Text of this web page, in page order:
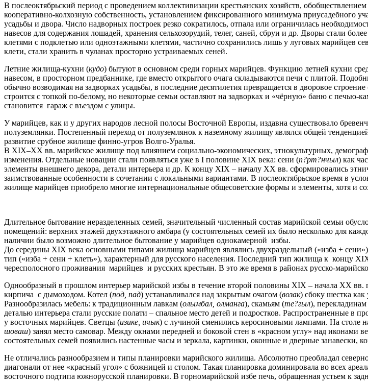
В послеоктябрьский период с проведением коллективизации крестьянских хозяйств,
кооперативно-колхозную собственность, установлением фиксированного минимума приусадебного
усадьбы и двора. Число надворных построек резко сократилось, отпала или ограничилась
навесов для содержания лошадей, хранения сельхозорудий, телег, саней, сбруи и др. Дворы стали
клетями с подклетью или одноэтажными клетями, частично сохранились лишь у луговых марийцев
клети, стали хранить в чуланах просторно устраиваемых сеней.
Летние жилища-кухни (кудо) бытуют в основном среди горных марийцев. Функцию летней кухни
навесом, в просторном предбаннике, где вместо открытого очага складываются печи с плитой.
обычно возводимая на задворках усадьбы, в последние десятилетия превращается в дворовое
строится с топкой по-белому, но некоторые семьи оставляют на задворках и «чёрную» баню с печью-
становится гараж с въездом с улицы.
У марийцев, как и у других народов лесной полосы Восточной Европы, издавна существовало
полуземлянки. Постепенный переход от полуземлянок к наземному жилищу являлся общей
развитие срубное жилище финно-угров Волго-Уралья.
В XIX–XX вв. марийское жилище под влиянием социально-экономических, этнокультурных,
изменения. Отдельные новации стали появляться уже в I половине XIX века: сени (п?рт?нчыл) как
элементы внешнего декора, детали интерьера и др. К концу XIX – началу XX вв. сформировались
заимствованные особенности в сочетании с локальными вариантами. В послеоктябрьское время в
жилище марийцев приобрело многие интернациональные общесоветские формы и элементы, хотя и
Длительное бытование неразделенных семей, значительный численный состав марийской семьи
помещений: верхних этажей двухэтажного амбара (у состоятельных семей их было несколько для
наличии было возможно длительное бытование у марийцев однокамерной избы.
До середины XIX века основными типами жилища марийцев являлись двухраздельный («изба +
тип («изба + сени + клеть»), характерный для русского населения. Последний тип жилища к концу
чересполосного проживания марийцев и русских крестьян. В это же время в районах русско-
Однообразный в прошлом интерьер марийской избы в течение второй половины XIX – начала XX вв.
кирпича с дымоходом. Котел (под, пад) устанавливался над закрытым очагом (возак) сбоку шестка
Разнообразилась мебель: к традиционным лавкам (олымбал, олманга), скамьям (те?гыл), перекладинам
деталью интерьера стали русские полати – спальное место детей и подростков. Распространенные в
у восточных марийцев. Светцы (изике, ичык) с лучиной сменились керосиновыми лампами. На столе
шоваш) занял место самовар. Между окнами передней и боковой стен в «красном углу» над иконами
состоятельных семей появились настенные часы и зеркала, картинки, оконные и дверные занавески,
Не отличались разнообразием и типы планировки марийского жилища. Абсолютно преобладал
диагонали от нее «красный угол» с божницей и столом. Такая планировка доминировала во всех
восточного подтипа южнорусской планировки. В горномарийской избе печь, обращенная устьем к